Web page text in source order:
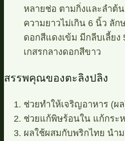
หลายช่อ ตามกิ่งและลำต้
ความยาวไม่เกิน 6 นิ้ว ลั
ดอกสีแดงเข้ม มีกลีบเลี้ย
เกสรกลางดอกสีขาว
สรรพคุณของตะลิงปลิง
ช่วยทำให้เจริญอาหาร (ผ
ช่วยแก้พิษร้อนใน แก้กระ
ผลใช้ผสมกับพริกไทย นำ